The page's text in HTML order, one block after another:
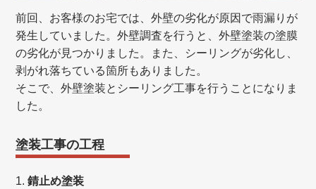
前回、お客様のお宅では、外壁の劣化が原因で雨漏りが
発生していました。外壁調査を行うと、外壁塗装の塗膜
の劣化が見つかりました。また、シーリングが劣化し、
剥がれ落ちている箇所もありました。
そこで、外壁塗装とシーリング工事を行うことになりま
した。
塗装工事の工程
1.錆止め塗装